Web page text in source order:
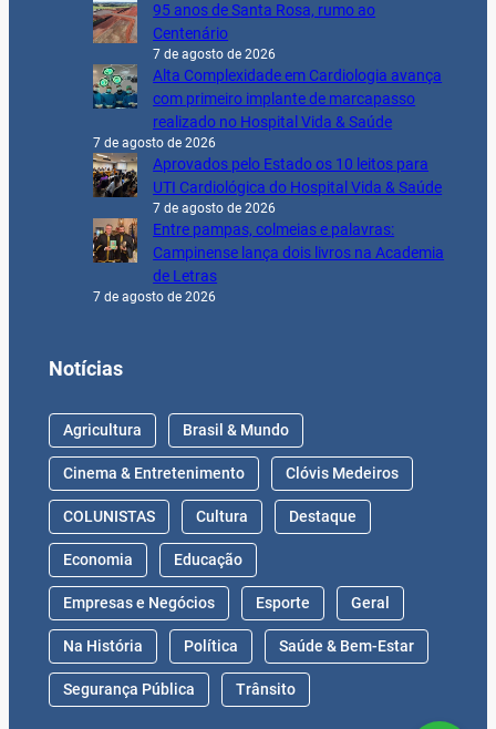
95 anos de Santa Rosa, rumo ao
Centenário
7 de agosto de 2026
Alta Complexidade em Cardiologia avança
com primeiro implante de marcapasso
realizado no Hospital Vida & Saúde
7 de agosto de 2026
Aprovados pelo Estado os 10 leitos para
UTI Cardiológica do Hospital Vida & Saúde
7 de agosto de 2026
Entre pampas, colmeias e palavras:
Campinense lança dois livros na Academia
de Letras
7 de agosto de 2026
Notícias
Agricultura Brasil & Mundo
Cinema & Entretenimento Clóvis Medeiros
COLUNISTAS Cultura Destaque
Economia Educação
Empresas e Negócios Esporte Geral
Na História Política Saúde & Bem-Estar
Segurança Pública Trânsito